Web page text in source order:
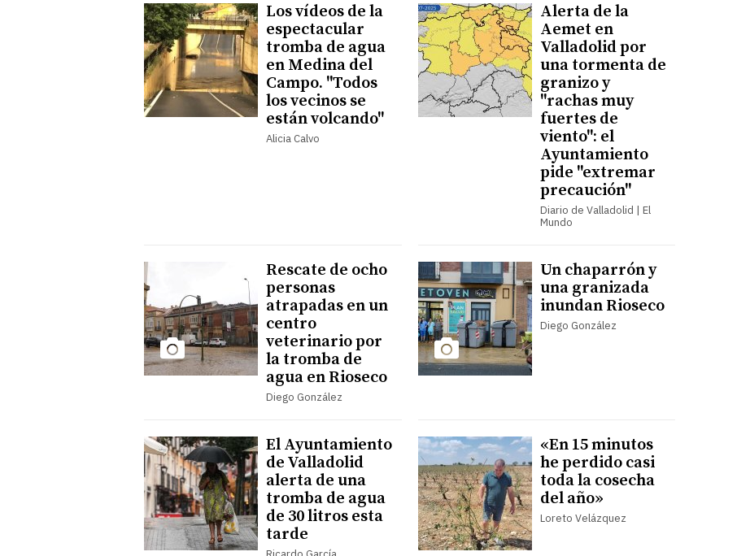
Los vídeos de la
espectacular
tromba de agua
en Medina del
Campo. "Todos
los vecinos se
están volcando"
Alicia Calvo
Alerta de la
Aemet en
Valladolid por
una tormenta de
granizo y
"rachas muy
fuertes de
viento": el
Ayuntamiento
pide "extremar
precaución"
Diario de Valladolid | El
Mundo
Rescate de ocho
personas
atrapadas en un
centro
veterinario por
la tromba de
agua en Rioseco
Diego González
Un chaparrón y
una granizada
inundan Rioseco
Diego González
El Ayuntamiento
de Valladolid
alerta de una
tromba de agua
de 30 litros esta
tarde
«En 15 minutos
he perdido casi
toda la cosecha
del año»
Loreto Velázquez